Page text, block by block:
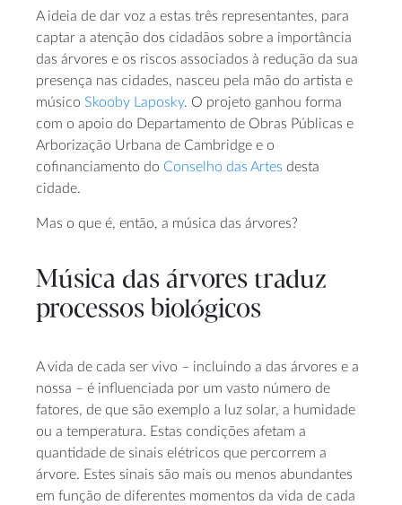
A ideia de dar voz a estas três representantes, para
captar a atenção dos cidadãos sobre a importância
das árvores e os riscos associados à redução da sua
presença nas cidades, nasceu pela mão do artista e
músico Skooby Laposky. O projeto ganhou forma
com o apoio do Departamento de Obras Públicas e
Arborização Urbana de Cambridge e o
cofinanciamento do Conselho das Artes desta
cidade.
Mas o que é, então, a música das árvores?
Música das árvores traduz
processos biológicos
A vida de cada ser vivo – incluindo a das árvores e a
nossa – é influenciada por um vasto número de
fatores, de que são exemplo a luz solar, a humidade
ou a temperatura. Estas condições afetam a
quantidade de sinais elétricos que percorrem a
árvore. Estes sinais são mais ou menos abundantes
em função de diferentes momentos da vida de cada